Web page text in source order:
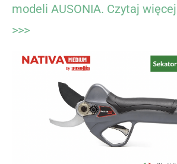
modeli AUSONIA. Czytaj
>>>